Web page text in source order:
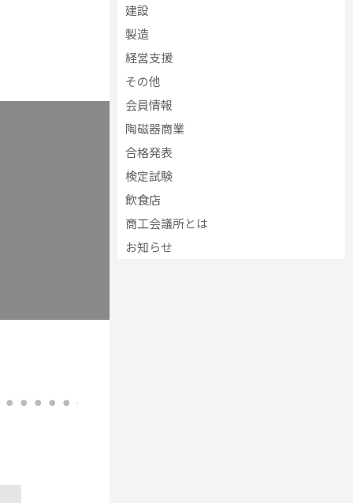
建設
製造
経営支援
その他
会員情報
陶磁器商業
合格発表
検定試験
飲食店
商工会議所とは
お知らせ